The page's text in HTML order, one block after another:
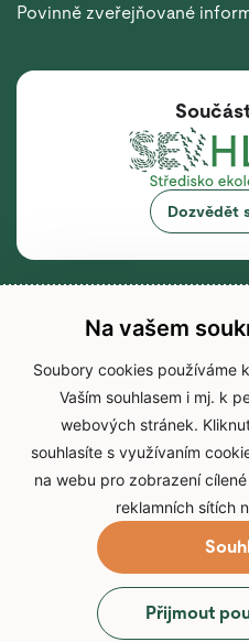
Povinně zveřejňované
Dozvědět
© 2026
Prohlášení o přístupnosti
Přihlášení
Na vašem
Soubory cookies používáme
Vaším souhlasem i mj. k
webových stránek.
souhlasíte s využívaním
na webu pro zobrazení
reklamních sítích
Přijmout